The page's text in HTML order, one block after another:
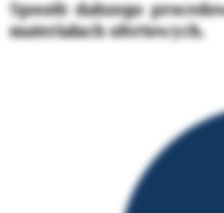
Sposób dalszego
materiałach ofertowych.